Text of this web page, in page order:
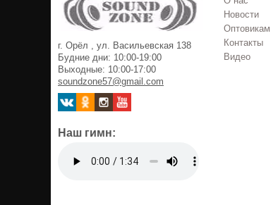
г. Орёл , ул. Васильевская 138
Будние дни: 10:00-19:00
Выходные: 10:00-17:00
soundzone57@gmail.com
Наш гимн:
Новости
Оптовикам
Контакты
Видео